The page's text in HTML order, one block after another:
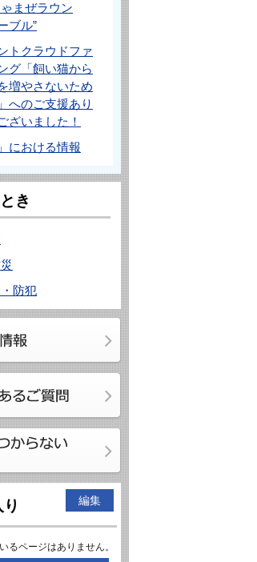
まぜラウン
ブル”
トクラウドファ
グ「飼い猫から
増やさないため
へのご支援あり
ざいました！
における情報
き
防犯
編集
るページはありません。